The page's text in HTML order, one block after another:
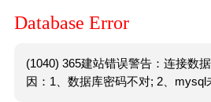
Database Error
(1040) 365建站错误警告：连接数
因：1、数据库密码不对; 2、mysql